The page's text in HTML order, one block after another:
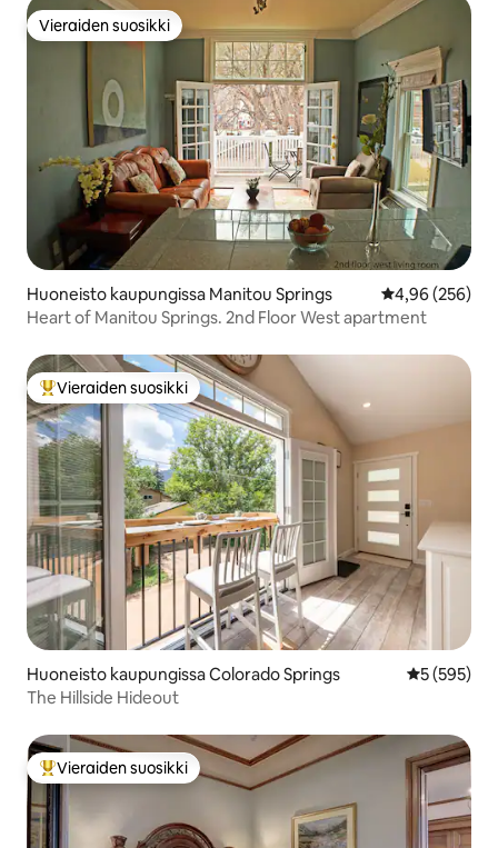
Vieraiden suosikki
Vieraiden suosikki
Huoneisto kaupungissa Manitou Springs
4,96 (256)
Heart of Manitou Springs. 2nd Floor West apartment
Vieraiden suosikkien parhaimmistoa
Vieraiden suosikki
Huoneisto kaupungissa Colorado Springs
5 (595)
The Hillside Hideout
Vieraiden suosikkien parhaimmistoa
Vieraiden suosikki